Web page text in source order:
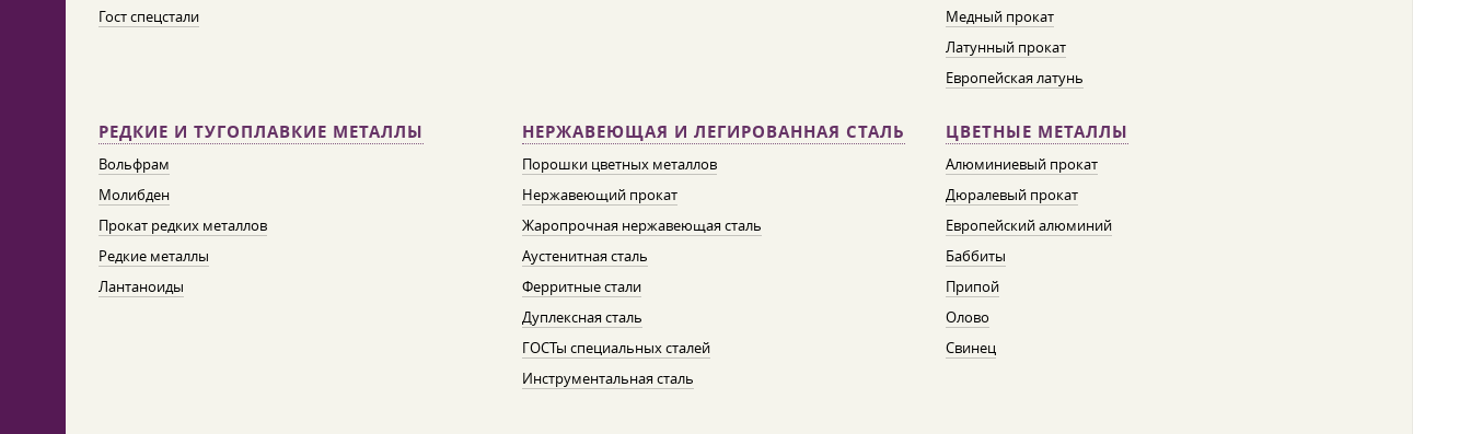
Гост спецстали
Медный прокат
Латунный прокат
Европейская латунь
РЕДКИЕ И ТУГОПЛАВКИЕ МЕТАЛЛЫ
Вольфрам
Молибден
Прокат редких металлов
Редкие металлы
Лантаноиды
НЕРЖАВЕЮЩАЯ И ЛЕГИРОВАННАЯ СТАЛЬ
Порошки цветных металлов
Нержавеющий прокат
Жаропрочная нержавеющая сталь
Аустенитная сталь
Ферритные стали
Дуплексная сталь
ГОСТы специальных сталей
Инструментальная сталь
ЦВЕТНЫЕ МЕТАЛЛЫ
Алюминиевый прокат
Дюралевый прокат
Европейский алюминий
Баббиты
Припой
Олово
Свинец